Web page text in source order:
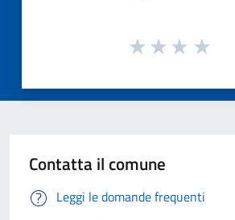
Contatta il comune
Leggi le domande frequenti